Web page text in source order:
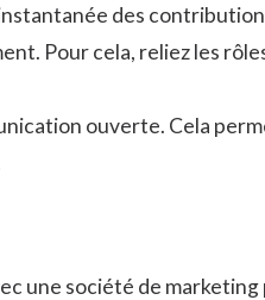
des
Pour cela, reliez les
ouverte. Cela
une société de